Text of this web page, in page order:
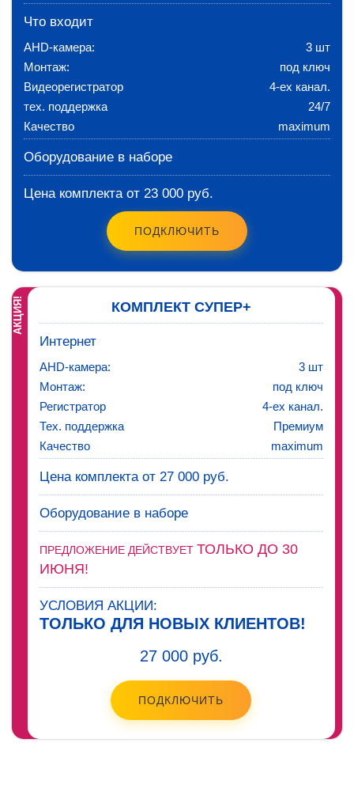
Что входит
AHD-камера:
3 шт
Монтаж:
под ключ
Видеорегистратор
4-ех канал.
тех. поддержка
24/7
Качество
maximum
Оборудование в наборе
Цена комплекта от 23 000 руб.
ПОДКЛЮЧИТЬ
АКЦИЯ! КОМПЛЕКТ СУПЕР+
Интернет
AHD-камера:
3 шт
Монтаж:
под ключ
Регистратор
4-ех канал.
Тех. поддержка
Премиум
Качество
maximum
Цена комплекта от 27 000 руб.
Оборудование в наборе
ПРЕДЛОЖЕНИЕ ДЕЙСТВУЕТ ТОЛЬКО ДО 30
ИЮНЯ!
УСЛОВИЯ АКЦИИ:
ТОЛЬКО ДЛЯ НОВЫХ КЛИЕНТОВ!
27 000 руб.
ПОДКЛЮЧИТЬ